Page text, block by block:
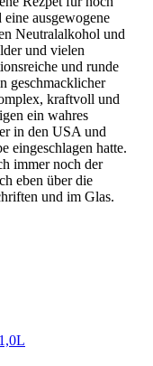
ausgewogene
Neutralalkohol und
und vielen
und runde
geschmacklicher
kraftvoll und
ein wahres
in den USA und
eingeschlagen hatte.
immer noch der
eben über die
und im Glas.